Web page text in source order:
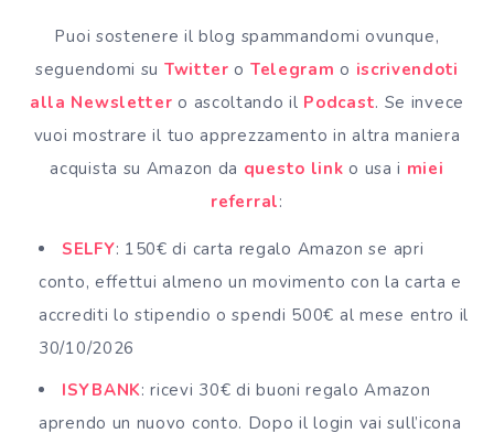
Puoi sostenere il blog spammandomi ovunque,
seguendomi su Twitter o Telegram o iscrivendoti
alla Newsletter o ascoltando il Podcast. Se invece
vuoi mostrare il tuo apprezzamento in altra maniera
acquista su Amazon da questo link o usa i miei
referral:
SELFY: 150€ di carta regalo Amazon se apri
conto, effettui almeno un movimento con la carta e
accrediti lo stipendio o spendi 500€ al mese entro il
30/10/2026
ISYBANK: ricevi 30€ di buoni regalo Amazon
aprendo un nuovo conto. Dopo il login vai sull’icona